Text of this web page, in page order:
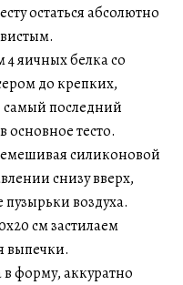
остаться абсолютно
4 яичных белка со
до крепких,
самый последний
основное тесто.
силиконовой
снизу вверх,
воздуха.
см застилаем
выпечки.
форму, аккуратно